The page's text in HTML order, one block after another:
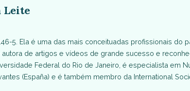
Leite
5. Ela é uma das mais conceituadas profissionais do
de artigos e vídeos de grande sucesso e
Federal do Rio de Janeiro, é especialista em
(España) e é também membro da International